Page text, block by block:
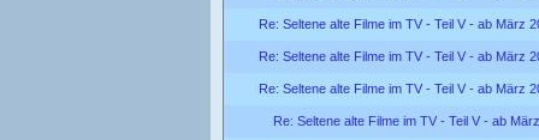
Re: Seltene alte Filme im TV - Teil V - ab März
Re: Seltene alte Filme im TV - Teil V - ab März
Re: Seltene alte Filme im TV - Teil V - ab März
Re: Seltene alte Filme im TV - Teil V - ab